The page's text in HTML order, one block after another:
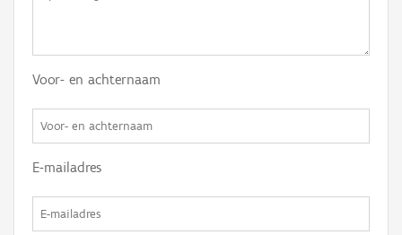
Voor- en achternaam
E-mailadres